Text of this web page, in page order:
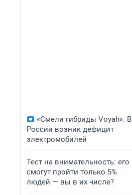
«Смели гибриды Voyah». В
России возник дефицит
электромобилей
Тест на внимательность: его
смогут пройти только 5%
людей — вы в их числе?